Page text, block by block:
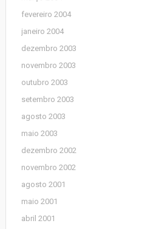
fevereiro 2004
janeiro 2004
dezembro 2003
novembro 2003
outubro 2003
setembro 2003
agosto 2003
maio 2003
dezembro 2002
novembro 2002
agosto 2001
maio 2001
abril 2001